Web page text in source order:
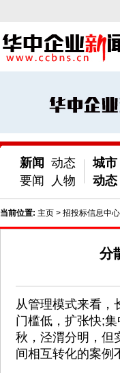
新闻
要闻
动态
人物
城市
动态
当前位置: 主页 > 招投标信息中心
分
从管理模式来看，
门槛低，扩张快;
秋，泾渭分明，但
间相互转化的案例